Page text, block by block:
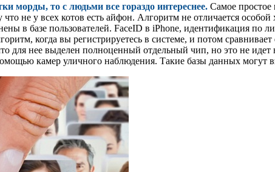
морды, то с людьми все гораздо интереснее. Самое простое
не у всех котов есть айфон. Алгоритм не отличается
в базе пользователей. FaceID в iPhone, идентификация по
когда вы регистрируетесь в системе, и потом
для нее выделен полноценный отдельный чип, но это не
камер уличного наблюдения. Такие базы данных могут